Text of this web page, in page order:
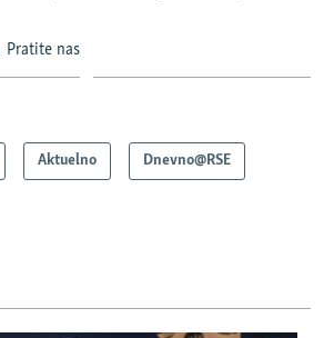
Pratite nas
Aktuelno Dnevno@RSE